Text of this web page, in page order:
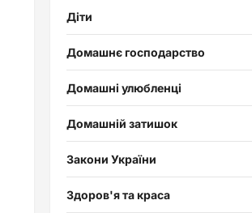
Діти
Домашнє господарство
Домашні улюбленці
Домашній затишок
Закони України
Здоров'я та краса